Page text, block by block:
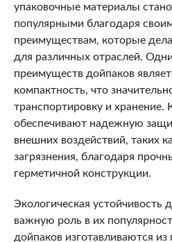
упаковочные материалы
популярными благодаря
преимуществам, которые
для различных отраслей.
преимуществ дойпаков
компактность, что
транспортировку и хранение.
обеспечивают надежную
внешних воздействий, таких
загрязнения, благодаря
герметичной конструкции.
Экологическая устойчивость
важную роль в их
дойпаков изготавливаются